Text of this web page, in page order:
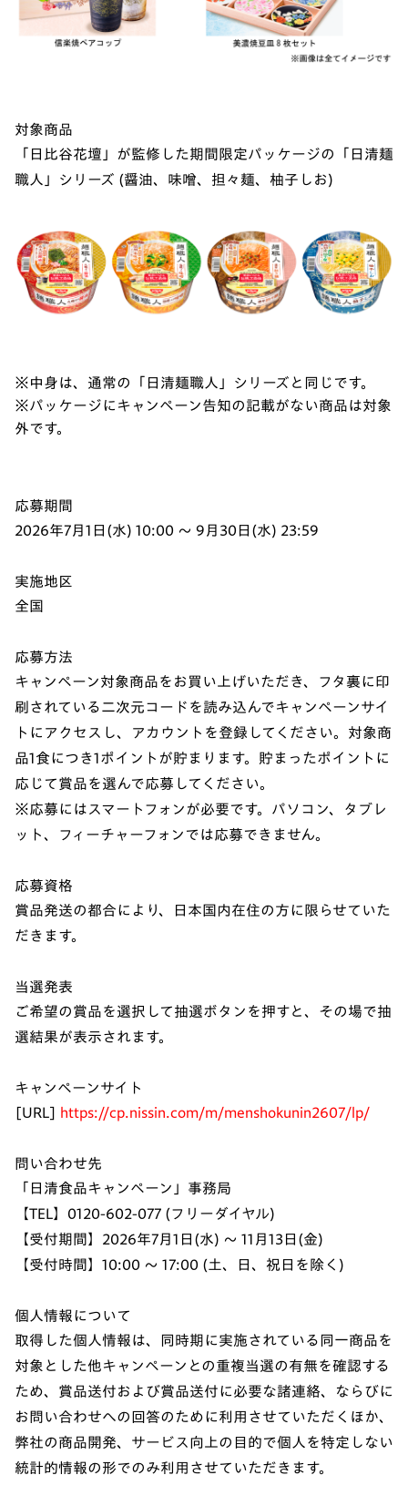
対象商品
「日比谷花壇」が監修した期間限定パッケージの「日清麺
職人」シリーズ (醤油、味噌、担々麺、柚子しお)
※中身は、通常の「日清麺職人」シリーズと同じです。
※パッケージにキャンペーン告知の記載がない商品は対象
外です。
応募期間
2026年7月1日(水) 10:00 ～ 9月30日(水) 23:59
実施地区
全国
応募方法
キャンペーン対象商品をお買い上げいただき、フタ裏に印
刷されている二次元コードを読み込んでキャンペーンサイ
トにアクセスし、アカウントを登録してください。対象商
品1食につき1ポイントが貯まります。貯まったポイントに
応じて賞品を選んで応募してください。
※応募にはスマートフォンが必要です。パソコン、タブレ
ット、フィーチャーフォンでは応募できません。
応募資格
賞品発送の都合により、日本国内在住の方に限らせていた
だきます。
当選発表
ご希望の賞品を選択して抽選ボタンを押すと、その場で抽
選結果が表示されます。
キャンペーンサイト
[URL]
https://cp.nissin.com/m/menshokunin2607/lp/
問い合わせ先
「日清食品キャンペーン」事務局
【TEL】0120-602-077 (フリーダイヤル)
【受付期間】2026年7月1日(水) ～ 11月13日(金)
【受付時間】10:00 ～ 17:00 (土、日、祝日を除く)
個人情報について
取得した個人情報は、同時期に実施されている同一商品を
対象とした他キャンペーンとの重複当選の有無を確認する
ため、賞品送付および賞品送付に必要な諸連絡、ならびに
お問い合わせへの回答のために利用させていただくほか、
弊社の商品開発、サービス向上の目的で個人を特定しない
統計的情報の形でのみ利用させていただきます。